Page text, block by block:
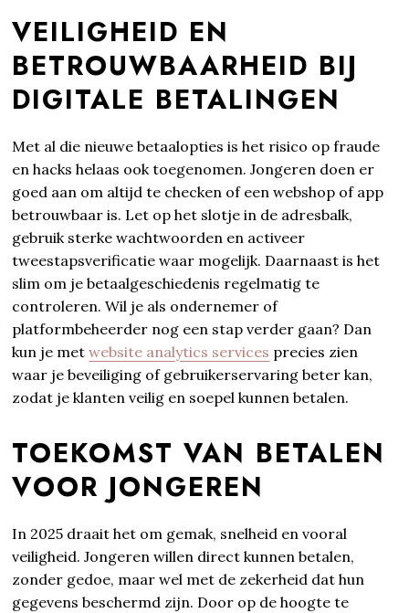
VEILIGHEID EN
BETROUWBAARHEID BIJ
DIGITALE BETALINGEN
Met al die nieuwe betaalopties is het risico op fraude
en hacks helaas ook toegenomen. Jongeren doen er
goed aan om altijd te checken of een webshop of app
betrouwbaar is. Let op het slotje in de adresbalk,
gebruik sterke wachtwoorden en activeer
tweestapsverificatie waar mogelijk. Daarnaast is het
slim om je betaalgeschiedenis regelmatig te
controleren. Wil je als ondernemer of
platformbeheerder nog een stap verder gaan? Dan
kun je metwebsite analytics services precies zien
waar je beveiliging of gebruikerservaring beter kan,
zodat je klanten veilig en soepel kunnen betalen.
TOEKOMST VAN BETALEN
VOOR JONGEREN
In 2025 draait het om gemak, snelheid en vooral
veiligheid. Jongeren willen direct kunnen betalen,
zonder gedoe, maar wel met de zekerheid dat hun
gegevens beschermd zijn. Door op de hoogte te